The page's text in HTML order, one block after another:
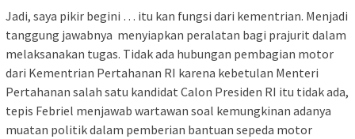
Jadi, saya pikir begini … itu kan fungsi dari kementrian. Menjadi
tanggung jawabnya menyiapkan peralatan bagi prajurit dalam
melaksanakan tugas. Tidak ada hubungan pembagian motor
dari Kementrian Pertahanan RI karena kebetulan Menteri
Pertahanan salah satu kandidat Calon Presiden RI itu tidak ada,
tepis Febriel menjawab wartawan soal kemungkinan adanya
muatan politik dalam pemberian bantuan sepeda motor